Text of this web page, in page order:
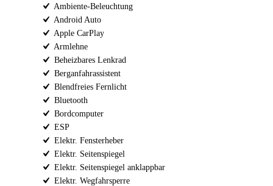
Ambiente-Beleuchtung
Android Auto
Apple CarPlay
Armlehne
Beheizbares Lenkrad
Berganfahrassistent
Blendfreies Fernlicht
Bluetooth
Bordcomputer
ESP
Elektr. Fensterheber
Elektr. Seitenspiegel
Elektr. Seitenspiegel anklappbar
Elektr. Wegfahrsperre